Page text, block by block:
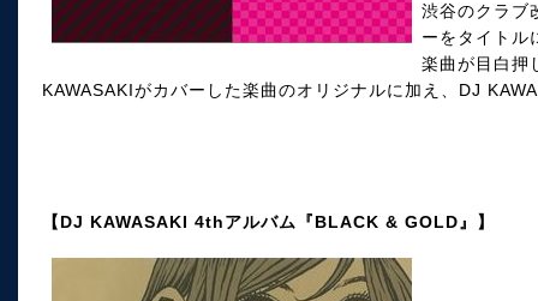
渋谷のクラブ
ーをタイトル
楽曲が目白押
KAWASAKIがカバーした楽曲のオリジナルに加え、DJ
【DJ KAWASAKI 4thアルバム『BLACK & GOLD』】